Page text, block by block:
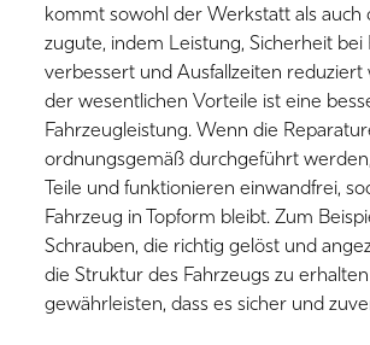
kommt sowohl der Werkstatt als auch
zugute, indem Leistung, Sicherheit bei
verbessert und Ausfallzeiten reduziert
der wesentlichen Vorteile ist eine
Fahrzeugleistung. Wenn die
ordnungsgemäß durchgeführt
Teile und funktionieren einwandfrei,
Fahrzeug in Topform bleibt. Zum
Schrauben, die richtig gelöst und
die Struktur des Fahrzeugs zu
gewährleisten, dass es sicher und